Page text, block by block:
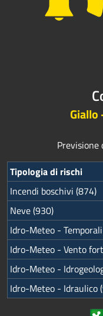
Previsione
Tipologia di rischi
Incendi boschivi (874)
Neve (930)
Idro-Meteo -
Idro-Meteo - Vento
Idro-Meteo -
Idro-Meteo - Idraulico